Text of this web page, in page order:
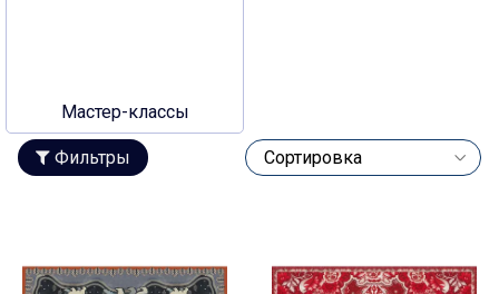
Мастер-классы
Фильтры